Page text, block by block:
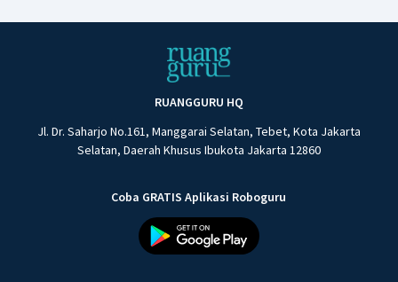
RUANGGURU HQ
Jl. Dr. Saharjo No.161, Manggarai Selatan, Tebet, Kota Jakarta
Selatan, Daerah Khusus Ibukota Jakarta 12860
Coba GRATIS Aplikasi Roboguru